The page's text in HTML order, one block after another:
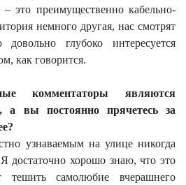
– это преимущественно кабельно-
немного другая, нас смотрят
довольно глубоко интересуется
как говорится.
комментаторы являются
а вы постоянно прячетесь за
узнаваемым на улице никогда
достаточно хорошо знаю, что это
тешить самолюбие вчерашнего